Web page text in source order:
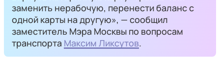
заменить нерабочую, перенести баланс с
одной карты на другую», — сообщил
заместитель Мэра Москвы по вопросам
транспорта Максим Ликсутов.